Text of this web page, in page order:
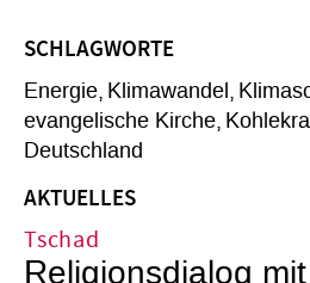
SCHLAGWORTE
Energie Klimawandel
evangelische Kirche
Deutschland
AKTUELLES
Tschad
Religionsdialog